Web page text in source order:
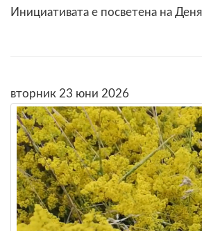
Инициативата е посветена на
вторник 23 юни 2026